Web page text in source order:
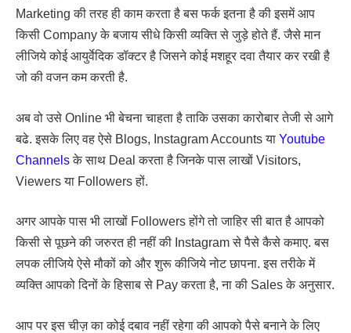
Marketing की तरह ही काम करता है बस फर्क इतना है की इसमें आप
किसी Company के बजाय सीधे किसी व्यक्ति से जुड़े होते हैं. जैसे मान
लीजिये कोई आयुर्वेदिक डॉक्टर है जिसने कोई मशहूर दवा तैयार कर रखी है
जो की वजन कम करती है.
अब वो उसे Online भी बेचना चाहता है ताकि उसका कारोबार तेजी से आगे
बढे. इसके लिए वह ऐसे Blogs, Instagram Accounts या Youtube
Channelsके साथ Deal करता है जिनके पास लाखों Visitors,
Viewers या Followers हों.
अगर आपके पास भी लाखों Followers होंगे तो जाहिर सी बात है आपको
किसी से पूछने की जरुरत ही नहीं की Instagram से पैसे कैसे कमाए. बस
लपक लीजिये ऐसे मौकों को और शुरू कीजिये नोट छापना. इस तरीके में
व्यक्ति आपको दिनों के हिसाब से Pay करता है, ना की Sales के अनुसार.
आप पर इस चीज़ का कोई दबाव नहीं रहेगा की आपको पैसे बनाने के लिए